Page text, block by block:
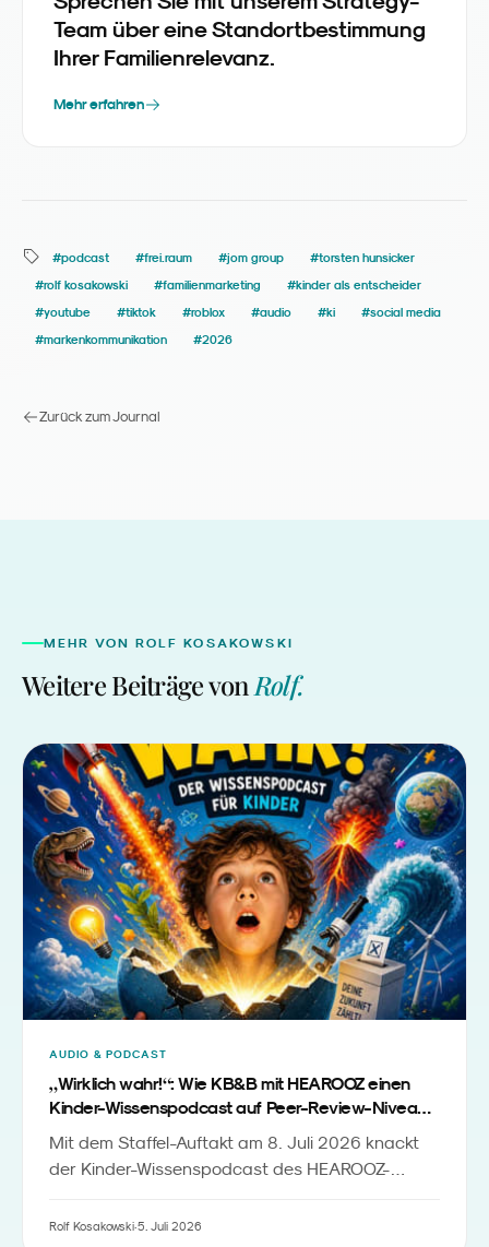
Team über eine Standortbestimmung
Ihrer Familienrelevanz.
Mehr erfahren
#podcast #frei.raum #jom group #torsten hunsicker
#rolf kosakowski #familienmarketing #kinder als entscheider
#youtube #tiktok #roblox #audio #ki #social media
#markenkommunikation #2026
Zurück zum Journal
MEHR VONROLF KOSAKOWSKI
Weitere Beiträge von Rolf.
AUDIO & PODCAST
„Wirklich wahr!“: Wie KB&B mit HEAROOZ einen
Kinder-Wissenspodcast auf Peer-Review-Niveau
baut
Mit dem Staffel-Auftakt am 8. Juli 2026 knackt
der Kinder-Wissenspodcast des HEAROOZ-
sich Peer-Review-Standards, dreimal-
Rolf Kosakowski·5. Juli 2026